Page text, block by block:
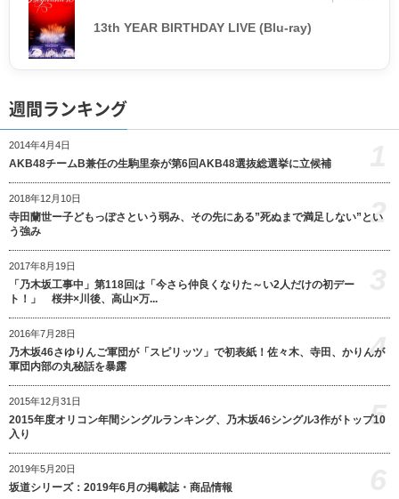
13th YEAR BIRTHDAY LIVE (Blu-ray)
週間ランキング
2014年4月4日
AKB48チームB兼任の生駒里奈が第6回AKB48選抜総選挙に立候補
2018年12月10日
寺田蘭世ー子どもっぽさという弱み、その先にある”死ぬまで満足しない”とい
う強み
2
2017年8月19日
「乃木坂工事中」第118回は「今さら仲良くなりた～い2人だけの初デー
ト！」 桜井×川後、高山×万...
2016年7月28日
乃木坂46さゆりんご軍団が「スピリッツ」で初表紙！佐々木、寺田、かりんが
軍団内部の丸秘話を暴露
4
2015年12月31日
2015年度オリコン年間シングルランキング、乃木坂46シングル3作がトップ10
入り
5
2019年5月20日
坂道シリーズ：2019年6月の掲載誌・商品情報